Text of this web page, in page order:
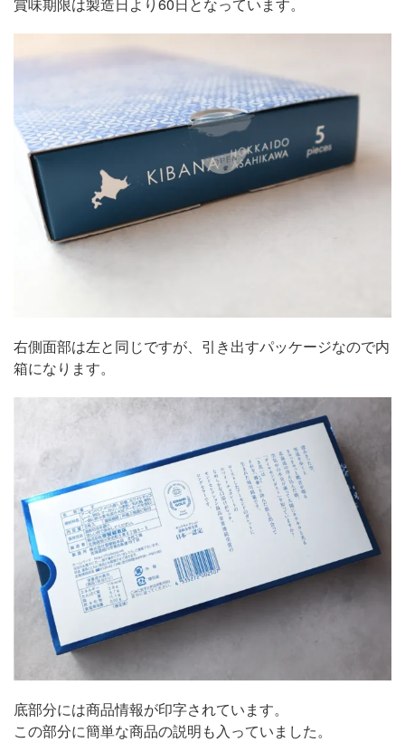
右側面部は左と同じですが、引き出すパッケージなので内
箱になります。
底部分には商品情報が印字されています。
この部分に簡単な商品の説明も入っていました。